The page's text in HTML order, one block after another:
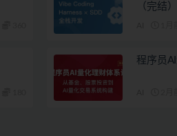
（完结）
程序员